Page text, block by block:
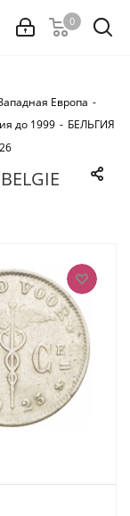
0
Европа -
до 1999 - БЕЛЬГИЯ